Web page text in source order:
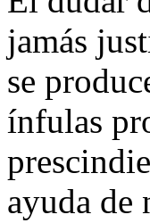
jamás
se
ínfulas
ayuda de